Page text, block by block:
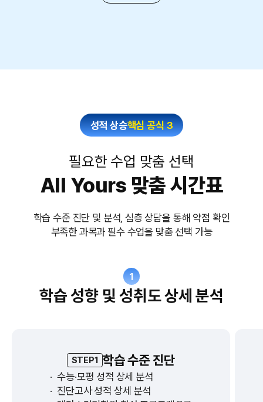
성적 상승핵심 공식 3
필요한 수업 맞춤 선택
All Yours 맞춤 시간표
학습 수준 진단 및 분석, 심층 상담을 통해 약점 확인
부족한 과목과 필수 수업을 맞춤 선택 가능
1
학습 성향 및 성취도 상세 분석
STEP1 학습 수준 진단
· 수능·모평 성적 상세 분석
· 진단고사 성적 상세 분석